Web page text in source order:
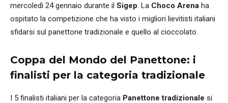
mercoledì 24 gennaio durante il Sigep. La Choco Arena ha
ospitato la competizione che ha visto i migliori lievitisti italiani
sfidarsi sul panettone tradizionale e quello al cioccolato.
Coppa del Mondo del Panettone: i
finalisti per la categoria tradizionale
I 5 finalisti italiani per la categoria Panettone tradizionale si